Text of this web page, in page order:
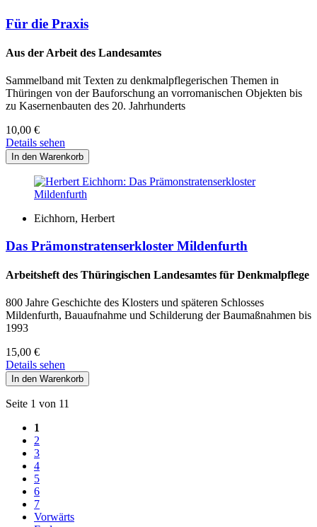
Für die Praxis
Aus der Arbeit des Landesamtes
Sammelband mit Texten zu denkmalpflegerischen Themen in
Thüringen von der Bauforschung an vorromanischen Objekten bis
zu Kasernenbauten des 20. Jahrhunderts
10,00 €
Details sehen
Eichhorn, Herbert
Das Prämonstratenserkloster Mildenfurth
Arbeitsheft des Thüringischen Landesamtes für Denkmalpflege
800 Jahre Geschichte des Klosters und späteren Schlosses
Mildenfurth, Bauaufnahme und Schilderung der Baumaßnahmen bis
1993
15,00 €
Details sehen
Seite 1 von 11
1
2
3
4
5
6
7
Vorwärts